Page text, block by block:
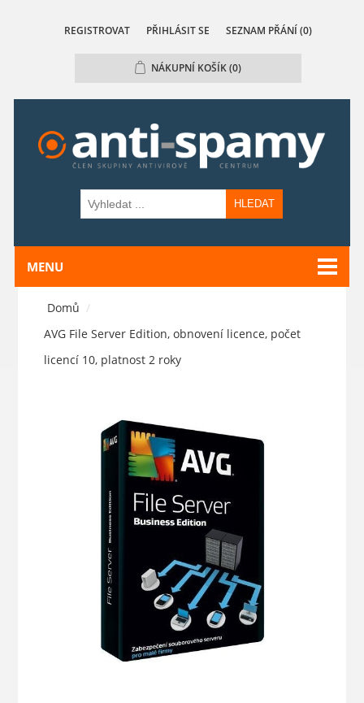
REGISTROVAT PŘIHLÁSIT SE SEZNAM PŘÁNÍ (0)
NÁKUPNÍ KOŠÍK(0)
HLEDAT
MENU
Domů /
AVG File Server Edition, obnovení licence, počet
licencí 10, platnost 2 roky